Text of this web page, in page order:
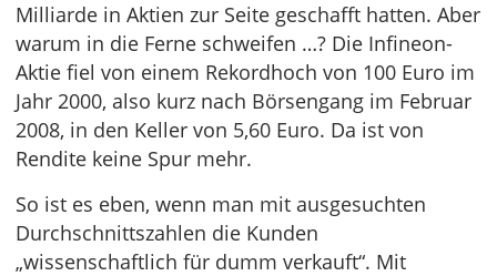
Milliarde in Aktien zur Seite geschafft hatten. Aber
warum in die Ferne schweifen …? Die Infineon-
Aktie fiel von einem Rekordhoch von 100 Euro im
Jahr 2000, also kurz nach Börsengang im Februar
2008, in den Keller von 5,60 Euro. Da ist von
Rendite keine Spur mehr.
So ist es eben, wenn man mit ausgesuchten
Durchschnittszahlen die Kunden
„wissenschaftlich für dumm verkauft“. Mit